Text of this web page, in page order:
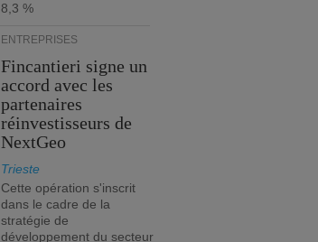
8,3 %
ENTREPRISES
Fincantieri signe un
accord avec les
partenaires
réinvestisseurs de
NextGeo
Trieste
Cette opération s'inscrit
dans le cadre de la
stratégie de
développement du secteur